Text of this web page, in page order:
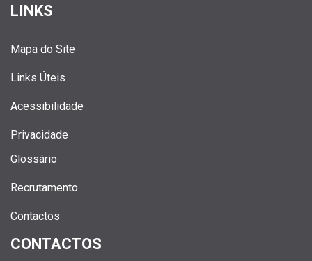
LINKS
Mapa do Site
Links Úteis
Acessibilidade
Privacidade
Glossário
Recrutamento
Contactos
CONTACTOS